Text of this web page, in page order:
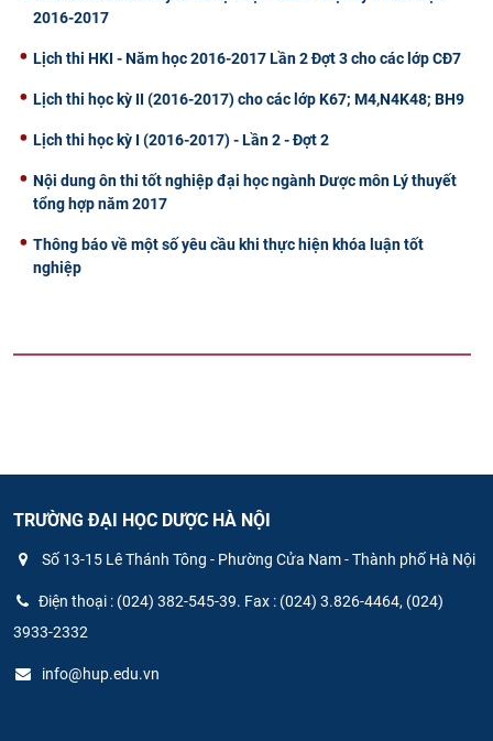
2016-2017
Lịch thi HKI - Năm học 2016-2017 Lần 2 Đợt 3 cho các lớp CĐ7
Lịch thi học kỳ II (2016-2017) cho các lớp K67; M4,N4K48; BH9
Lịch thi học kỳ I (2016-2017) - Lần 2 - Đợt 2
Nội dung ôn thi tốt nghiệp đại học ngành Dược môn Lý thuyết
tổng hợp năm 2017
Thông báo về một số yêu cầu khi thực hiện khóa luận tốt
nghiệp
TRƯỜNG ĐẠI HỌC DƯỢC HÀ NỘI
Số 13-15 Lê Thánh Tông - Phường Cửa Nam - Thành phố Hà Nội
Điện thoại : (024) 382-545-39. Fax : (024) 3.826-4464, (024)
3933-2332
info@hup.edu.vn